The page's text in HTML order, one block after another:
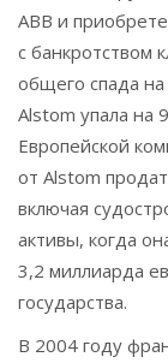
ABB и
с банкротством
общего спада
Alstom упала на
Европейской
от Alstom
включая
активы, когда
3,2 миллиарда
государства.
В 2004 году